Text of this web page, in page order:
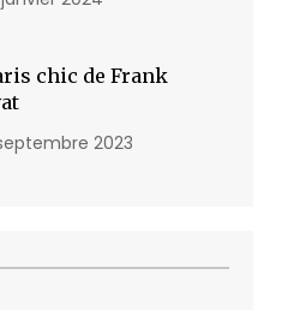
chic de Frank
2023